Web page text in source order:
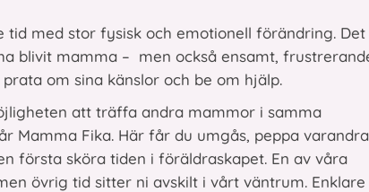
tid med stor fysisk och emotionell förändring. Det
blivit mamma – men också ensamt,
om sina känslor och be om hjälp.
att träffa andra mammor i samma
Mamma Fika. Här får du umgås, peppa
första sköra tiden i föräldraskapet. En av våra
övrig tid sitter ni avskilt i vårt väntrum. Enklare